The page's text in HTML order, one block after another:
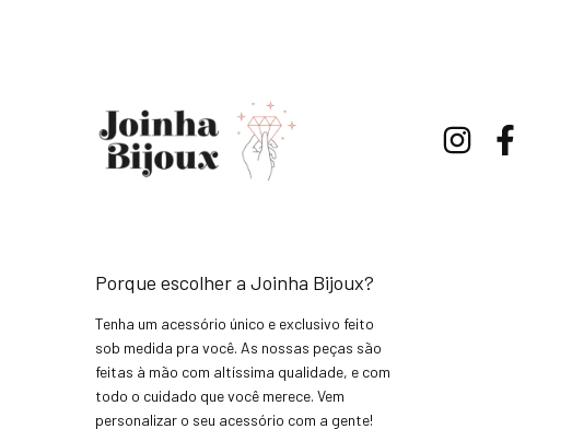
Porque escolher a Joinha Bijoux?
Tenha um acessório único e exclusivo feito
sob medida pra você. As nossas peças são
feitas à mão com altíssima qualidade, e com
todo o cuidado que você merece. Vem
personalizar o seu acessório com a gente!